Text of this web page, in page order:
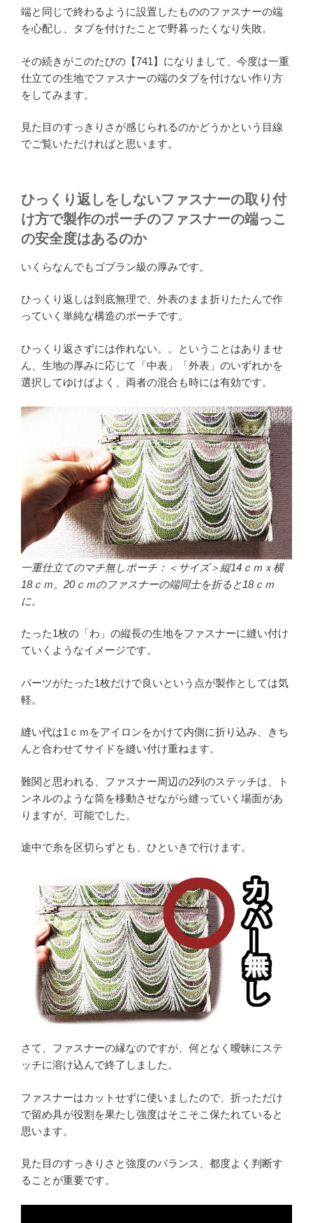
端と同じで終わるように設置したもののファスナーの端
を心配し、タブを付けたことで野暮ったくなり失敗。
その続きがこのたびの【741】になりまして、今度は一重
仕立ての生地でファスナーの端のタブを付けない作り方
をしてみます。
見た目のすっきりさが感じられるのかどうかという目線
でご覧いただければと思います。
ひっくり返しをしないファスナーの取り付
け方で製作のポーチのファスナーの端っこ
の安全度はあるのか
いくらなんでもゴブラン級の厚みです。
ひっくり返しは到底無理で、外表のまま折りたたんで作
っていく単純な構造のポーチです。
ひっくり返さずには作れない。。ということはありませ
ん、生地の厚みに応じて「中表」「外表」のいずれかを
選択してゆけばよく、両者の混合も時には有効です。
一重仕立てのマチ無しポーチ：＜サイズ＞縦14ｃｍｘ横
18ｃｍ。20ｃｍのファスナーの端同士を折ると18ｃｍ
に。
たった1枚の「わ」の縦長の生地をファスナーに縫い付け
ていくようなイメージです。
パーツがたった1枚だけで良いという点が製作としては気
軽。
縫い代は1ｃｍをアイロンをかけて内側に折り込み、きち
んと合わせてサイドを縫い付け重ねます。
難関と思われる、ファスナー周辺の2列のステッチは、ト
ンネルのような筒を移動させながら縫っていく場面があ
りますが、可能でした。
途中で糸を区切らずとも、ひといきで行けます。
さて、ファスナーの縁なのですが、何となく曖昧にステ
ッチに溶け込んで終了しました。
ファスナーはカットせずに使いましたので、折っただけ
で留め具が役割を果たし強度はそこそこ保たれていると
思います。
見た目のすっきりさと強度のバランス、都度よく判断す
ることが重要です。